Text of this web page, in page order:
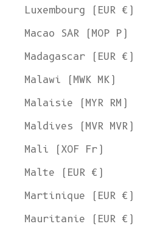
Luxembourg (EUR €)
Macao SAR (MOP P)
Madagascar (EUR €)
Malawi (MWK MK)
Malaisie (MYR RM)
Maldives (MVR MVR)
Mali (XOF Fr)
Malte (EUR €)
Martinique (EUR €)
Mauritanie (EUR €)